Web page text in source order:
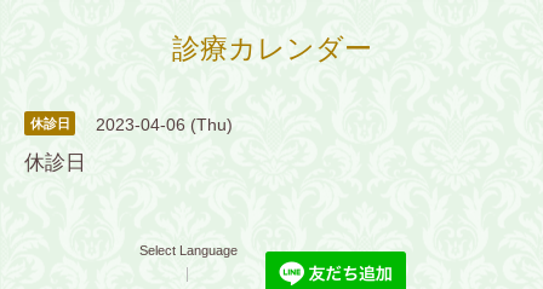
診療カレンダー
休診日 2023-04-06 (Thu)
休診日
Select Language